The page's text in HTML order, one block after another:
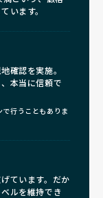
います。
確認を実施。
本当に信頼で
行うこともありま
ています。だか
ルを維持でき